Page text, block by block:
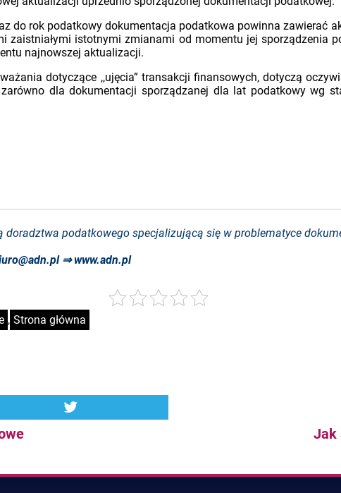
do rok podatkowy dokumentacja podatkowa powinna zawierać
zaistniałymi istotnymi zmianami od momentu jej sporządzenia
najnowszej aktualizacji.
dotyczące ,,ujęcia” transakcji finansowych, dotyczą
dla dokumentacji sporządzanej dla lat podatkowy wg
doradztwa podatkowego specjalizującą się w problematyce
⇒www.adn.pl
, Strona główna
Jak